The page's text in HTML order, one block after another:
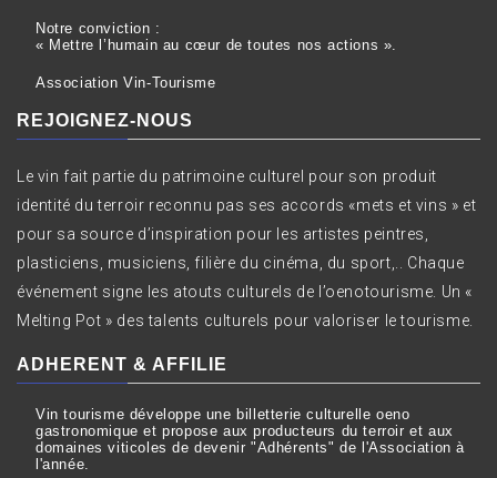
Notre conviction :
« Mettre l’humain au cœur de toutes nos actions ».
Association Vin-Tourisme
REJOIGNEZ-NOUS
Le vin fait partie du patrimoine culturel pour son produit
identité du terroir reconnu pas ses accords «mets et vins » et
pour sa source d’inspiration pour les artistes peintres,
plasticiens, musiciens, filière du cinéma, du sport,.. Chaque
événement signe les atouts culturels de l’oenotourisme. Un «
Melting Pot » des talents culturels pour valoriser le tourisme.
ADHERENT & AFFILIE
Vin tourisme développe une billetterie culturelle oeno
gastronomique et propose aux producteurs du terroir et aux
domaines viticoles de devenir "Adhérents" de l'Association à
l'année.